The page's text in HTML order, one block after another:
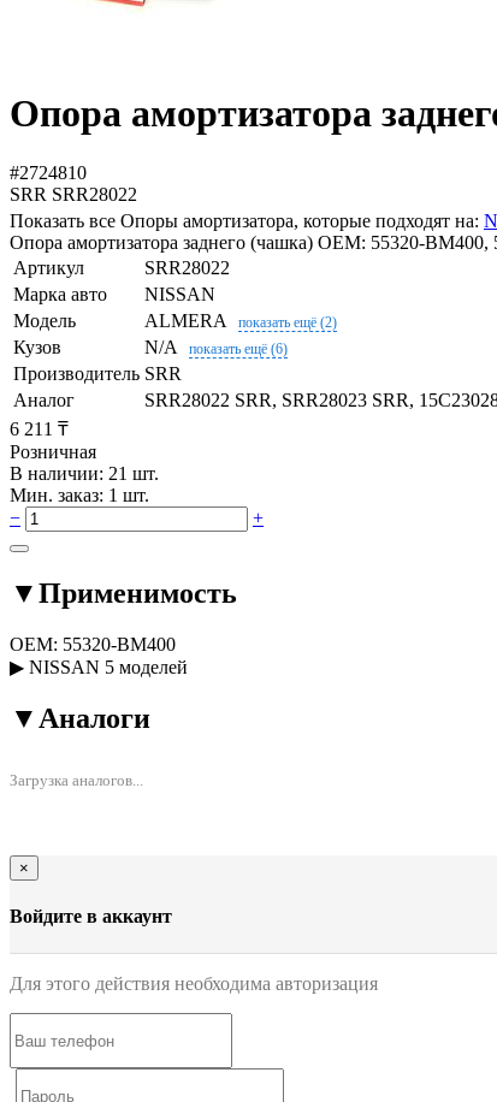
Опора амортизатора
#2724810
SRR SRR28022
Показать все Опоры амортизатора, которые подходят на:
Опора амортизатора заднего (чашка) OEM: 55320-
Артикул
SRR28022
Марка авто
NISSAN
Модель
ALMERA показать ещё (2)
Кузов N/A показать ещё (6)
Производитель SRR
Аналог
SRR28022 SRR, SRR28023 SRR,
6 211 ₸
Розничная
В наличии: 21 шт.
Мин. заказ: 1 шт.
−
+
▼Применимость
OEM: 55320-BM400
▶ NISSAN 5 моделей
▼ Аналоги
Загрузка аналогов...
×
Войдите в аккаунт
Для этого действия необходима авторизация